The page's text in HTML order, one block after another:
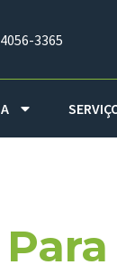
3365